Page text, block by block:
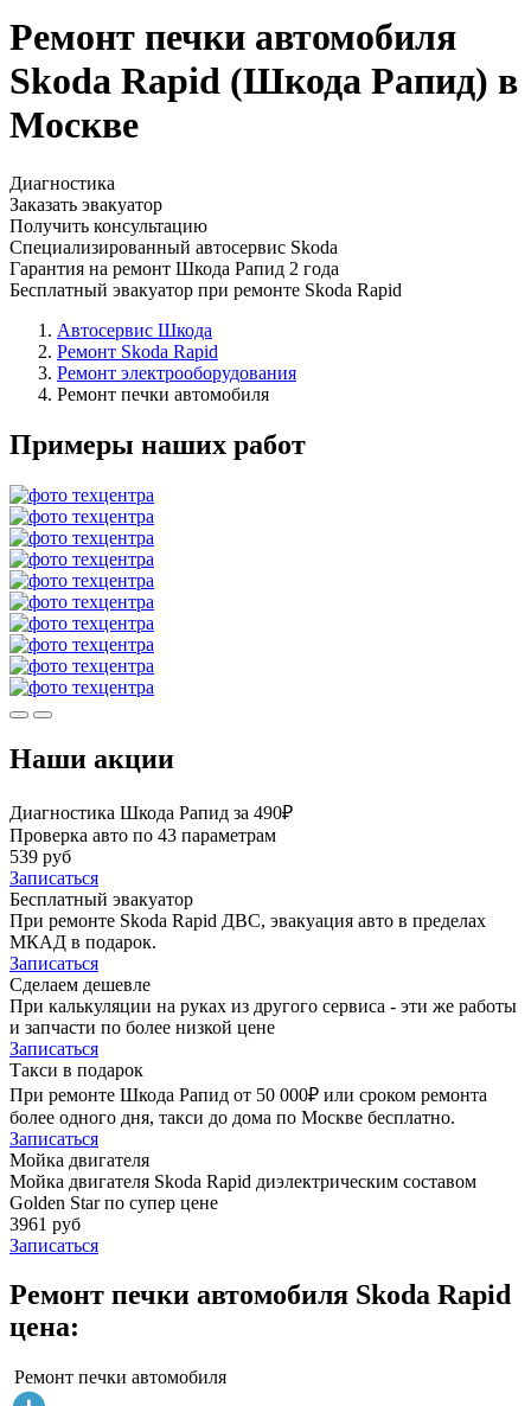
Ремонт печки автомобиля
Skoda Rapid (Шкода Рапид) в
Москве
Диагностика
Заказать эвакуатор
Получить консультацию
Специализированный автосервис Skoda
Гарантия на ремонт Шкода Рапид 2 года
Бесплатный эвакуатор при ремонте Skoda Rapid
Автосервис Шкода
Ремонт Skoda Rapid
Ремонт электрооборудования
Ремонт печки автомобиля
Примеры наших работ
Наши акции
Диагностика Шкода Рапид за 490₽
Проверка авто по 43 параметрам
539 руб
Записаться
Бесплатный эвакуатор
При ремонте Skoda Rapid ДВС, эвакуация авто в пределах
МКАД в подарок.
Записаться
Сделаем дешевле
При калькуляции на руках из другого сервиса - эти же работы
и запчасти по более низкой цене
Записаться
Такси в подарок
При ремонте Шкода Рапид от 50 000₽ или сроком ремонта
более одного дня, такси до дома по Москве бесплатно.
Записаться
Мойка двигателя
Мойка двигателя Skoda Rapid диэлектрическим составом
Golden Star по супер цене
3961 руб
Записаться
Ремонт печки автомобиля Skoda Rapid
цена:
Ремонт печки автомобиля